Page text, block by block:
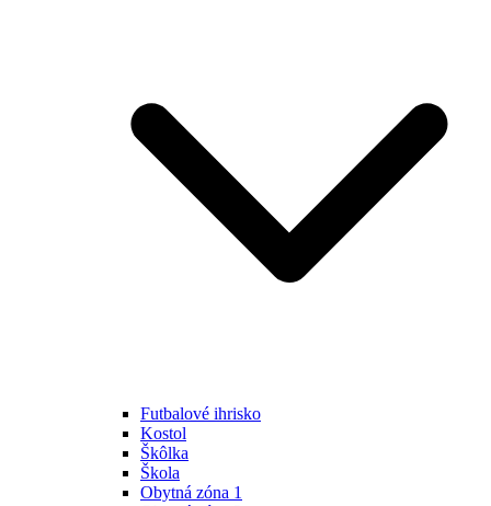
Futbalové ihrisko
Kostol
Škôlka
Škola
Obytná zóna 1